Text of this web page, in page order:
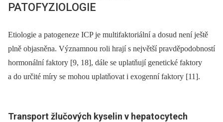
PATOFYZIOLOGIE
Etiologie a patogeneze ICP je multifaktoriální a dosud není ještě
plně objasněna. Významnou roli hrají s největší pravděpodobností
hormonální faktory [9, 18], dále se uplatňují genetické faktory
a do určité míry se mohou uplatňovat i exogenní faktory [11].
Transport žlučových kyselin v hepatocytech